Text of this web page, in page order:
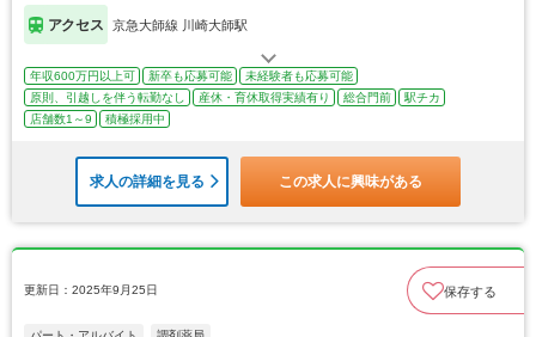
アクセス 京急大師線 川崎大師駅
年収600万円以上可 新卒も応募可能
未経験者も応募可能
原則、引越しを伴う転勤なし
産休・育休取得実績有り 総合門前
駅チカ
店舗数1～9
積極採用中
求人の詳細を見る この求人に興味がある
更新日：2025年9月25日 保存する